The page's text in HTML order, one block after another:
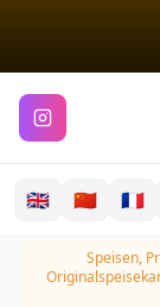
🇬🇧 🇨🇳 🇫🇷
Speisen,